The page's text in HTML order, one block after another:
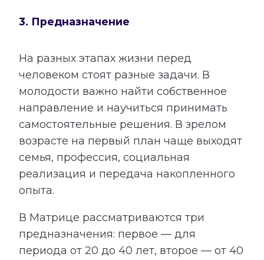
3. Предназначение
На разных этапах жизни перед
человеком стоят разные задачи. В
молодости важно найти собственное
направление и научиться принимать
самостоятельные решения. В зрелом
возрасте на первый план чаще выходят
семья, профессия, социальная
реализация и передача накопленного
опыта.
В Матрице рассматриваются три
предназначения: первое — для
периода от 20 до 40 лет, второе — от 40